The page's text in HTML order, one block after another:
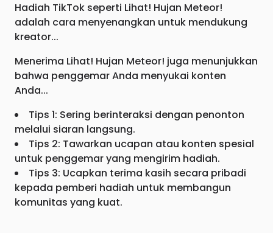
Hadiah TikTok seperti Lihat! Hujan Meteor!
adalah cara menyenangkan untuk mendukung
kreator...
Menerima Lihat! Hujan Meteor! juga menunjukkan
bahwa penggemar Anda menyukai konten
Anda...
Tips 1: Sering berinteraksi dengan penonton
melalui siaran langsung.
Tips 2: Tawarkan ucapan atau konten spesial
untuk penggemar yang mengirim hadiah.
Tips 3: Ucapkan terima kasih secara pribadi
kepada pemberi hadiah untuk membangun
komunitas yang kuat.